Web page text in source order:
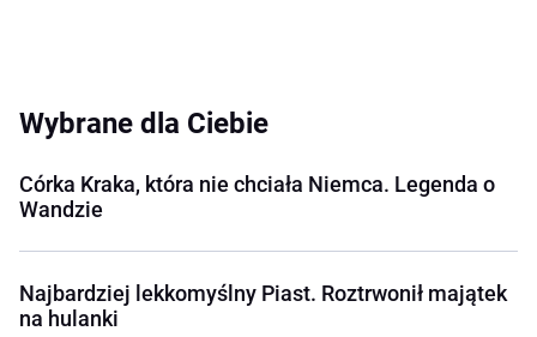
Wybrane dla Ciebie
Córka Kraka, która nie chciała Niemca. Legenda o
Wandzie
Najbardziej lekkomyślny Piast. Roztrwonił majątek
na hulanki